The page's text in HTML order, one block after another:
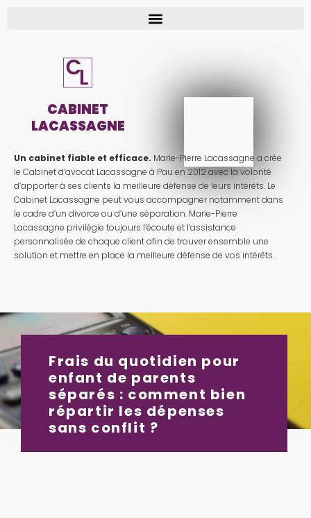
CABINET
LACASSAGNE
Un cabinet fiable et efficace. Marie-Pierre Lacassagne a crée
le Cabinet d’avocat Lacassagne à Pau en 2012 avec la volonté
d’apporter à ses clients la meilleure défense de leurs intérêts. Le
Cabinet Lacassagne peut vous accompagner notamment dans
le cadre d’un divorce ou d’une séparation. Marie-Pierre
Lacassagne privilégie toujours l’écoute et l’assistance
personnalisée de chaque client afin de trouver ensemble une
solution et mettre en place la meilleure défense de vos intérêts .
Frais du quotidien pour
enfant de parents
séparés : comment bien
répartir les dépenses
sans conflit ?